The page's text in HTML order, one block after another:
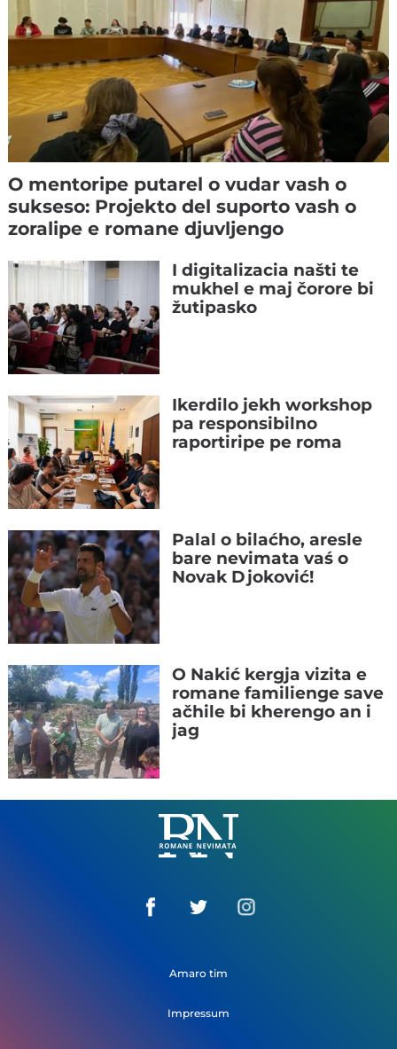
O mentoripe putarel o vudar vash o
sukseso: Projekto del suporto vash o
zoralipe e romane djuvljengo
I digitalizacia našti te
mukhel e maj čorore bi
žutipasko
Ikerdilo jekh workshop
pa responsibilno
raportiripe pe roma
Palal o bilaćho, aresle
bare nevimata vaś o
Novak Djoković!
O Nakić kergja vizita e
romane familienge save
ačhile bi kherengo an i
jag
Romane
Nemivata
Amaro tim
Impressum